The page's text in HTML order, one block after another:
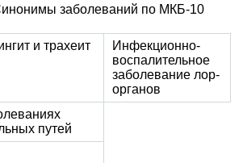
заболеваний по МКБ-10
и трахеит
Инфекционно-
воспалительное
заболевание лор-
органов
путей